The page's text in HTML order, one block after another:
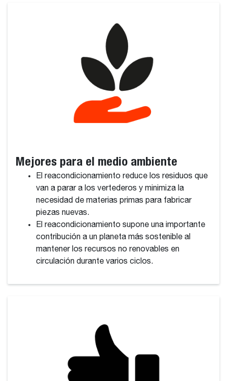
Mejores para el medio ambiente
El reacondicionamiento reduce los residuos que
van a parar a los vertederos y minimiza la
necesidad de materias primas para fabricar
piezas nuevas.
El reacondicionamiento supone una importante
contribución a un planeta más sostenible al
mantener los recursos no renovables en
circulación durante varios ciclos.